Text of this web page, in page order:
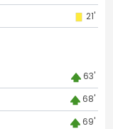
21'
63'
68'
69'